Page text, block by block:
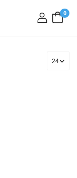
вхід
0